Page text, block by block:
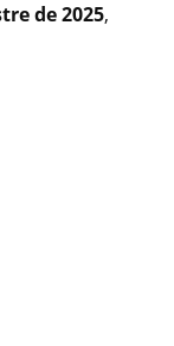
de 2025,